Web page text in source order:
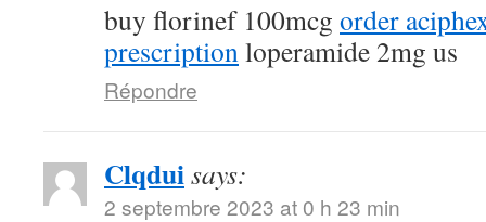
buy florinef 100mcg order
prescriptionloperamide 2mg us
Répondre
Clqduisays:
2 septembre 2023 at 0 h 23 min